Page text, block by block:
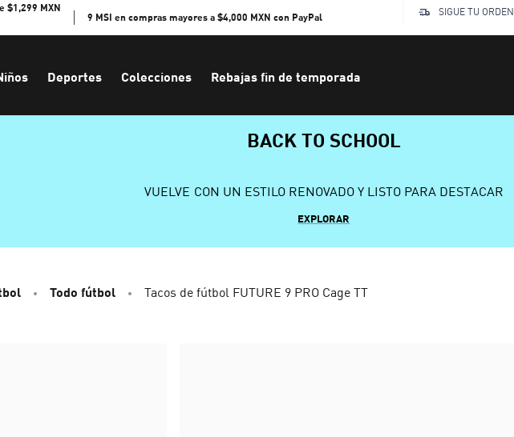
$1,299 MXN
9 MSI en compras mayores a $4,000 MXN con PayPal
SIGUE TU ORDEN
Deportes Colecciones Rebajas fin de temporada
BACK TO SCHOOL
VUELVE CON UN ESTILO RENOVADO Y LISTO PARA DESTACAR
EXPLORAR
Todo fútbol Tacos de fútbol FUTURE 9 PRO Cage TT